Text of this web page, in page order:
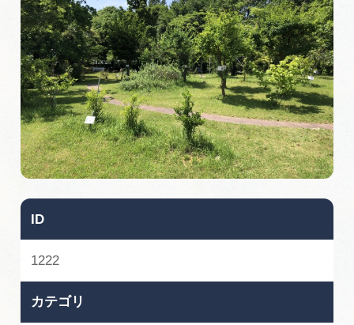
スポット・体験
イベント
グルメ
旅の予約
早わかり岐阜
行きたいリストを見る
ID
1222
カテゴリ